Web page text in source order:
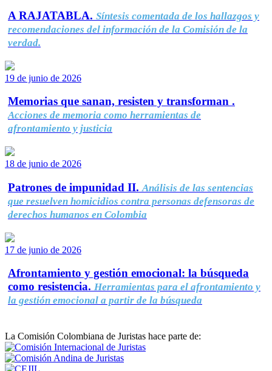
A RAJATABLA. Síntesis comentada de los hallazgos y
recomendaciones del información de la Comisión de la
verdad.
19 de junio de 2026
Memorias que sanan, resisten y transforman .
Acciones de memoria como herramientas de
afrontamiento y justicia
18 de junio de 2026
Patrones de impunidad II. Análisis de las sentencias
que resuelven homicidios contra personas defensoras de
derechos humanos en Colombia
17 de junio de 2026
Afrontamiento y gestión emocional: la búsqueda
como resistencia. Herramientas para el afrontamiento y
la gestión emocional a partir de la búsqueda
La Comisión Colombiana de Juristas hace parte de: